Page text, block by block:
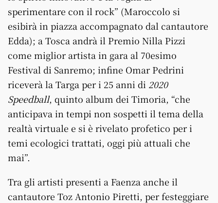
sperimentare con il rock” (Maroccolo si
esibirà in piazza accompagnato dal cantautore
Edda); a Tosca andrà il Premio Nilla Pizzi
come miglior artista in gara al 70esimo
Festival di Sanremo; infine Omar Pedrini
riceverà la Targa per i 25 anni di 2020
Speedball, quinto album dei Timoria, “che
anticipava in tempi non sospetti il tema della
realtà virtuale e si è rivelato profetico per i
temi ecologici trattati, oggi più attuali che
mai”.
Tra gli artisti presenti a Faenza anche il
cantautore Toz Antonio Piretti, per festeggiare